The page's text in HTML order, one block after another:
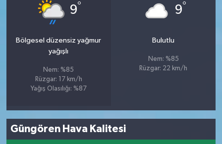
9°
Bölgesel düzensiz yağmur
yağışlı
Nem: %85
Rüzgar: 17 km/h
Yağış Olasılığı: %87
9°
Bulutlu
Nem: %85
Rüzgar: 22 km/h
Güngören Hava Kalitesi